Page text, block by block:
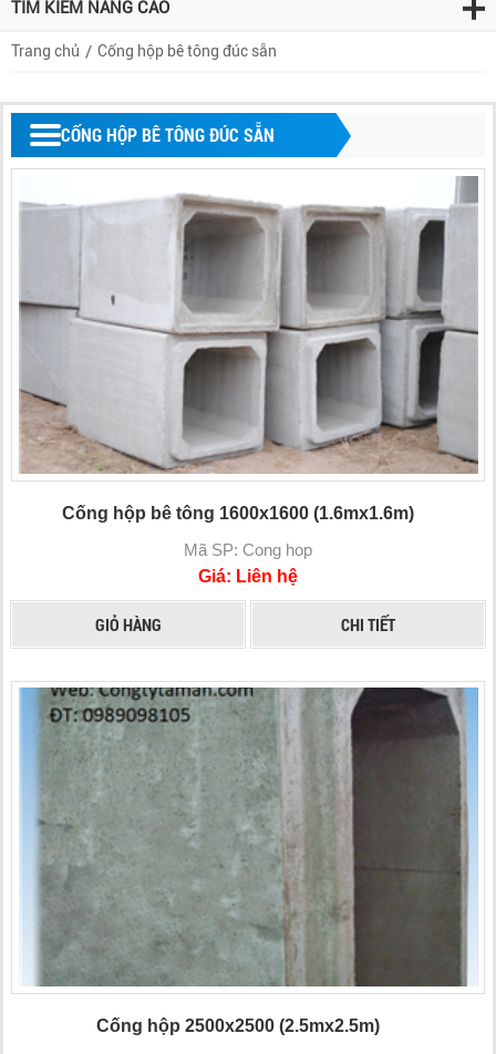
TÌM KIẾM NÂNG CAO
Trang chủ Cống hộp bê tông đúc sẵn
CỐNG HỘP BÊ TÔNG ĐÚC SẴN
Cống hộp bê tông 1600x1600 (1.6mx1.6m)
Mã SP: Cong hop
Giá: Liên hệ
GIỎ HÀNG CHI TIẾT
Cống hộp 2500x2500 (2.5mx2.5m)